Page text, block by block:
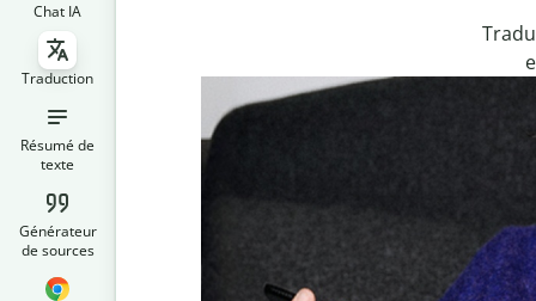
Chat IA
Traduction
Résumé de
texte
Générateur
de sources